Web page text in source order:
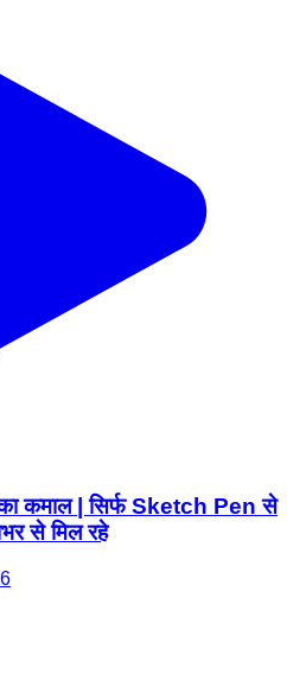
का कमाल | सिर्फ Sketch Pen से
से मिल रहे